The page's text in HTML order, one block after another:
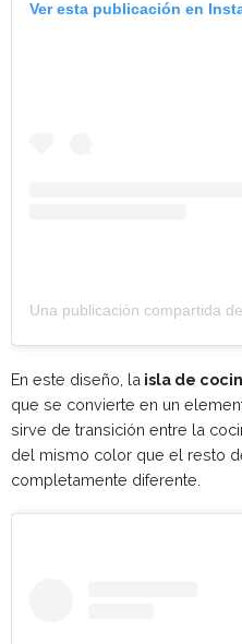
Ver esta publicación en
En este diseño, la isla de
que se convierte en un
sirve de transición entre la
del mismo color que el resto
completamente diferente.